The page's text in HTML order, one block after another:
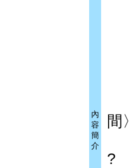
內
容
簡
介
間
?